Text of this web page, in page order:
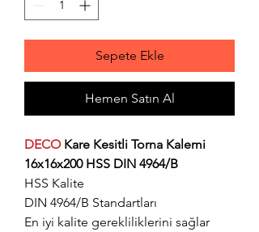
Sepete Ekle
Hemen Satın Al
DECOKare Kesitli Torna Kalemi
16x16x200 HSS DIN 4964/B
HSS Kalite
DIN 4964/B Standartları
En iyi kalite gerekliliklerini sağlar